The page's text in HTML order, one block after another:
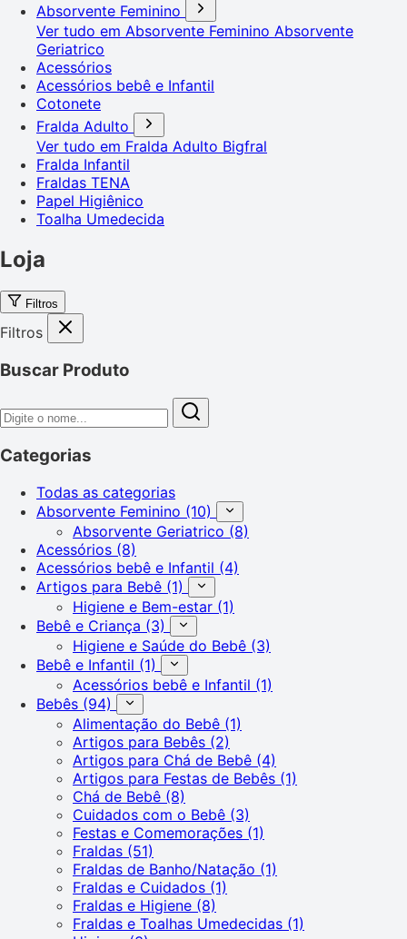
Absorvente Feminino
Ver tudo em Absorvente Feminino Absorvente
Geriatrico
Acessórios
Acessórios bebê e Infantil
Cotonete
Fralda Adulto
Ver tudo em Fralda Adulto Bigfral
Fralda Infantil
Fraldas TENA
Papel Higiênico
Toalha Umedecida
Loja
Filtros
Filtros
Buscar Produto
Categorias
Todas as categorias
Absorvente Feminino (10)
Absorvente Geriatrico (8)
Acessórios (8)
Acessórios bebê e Infantil (4)
Artigos para Bebê (1)
Higiene e Bem-estar (1)
Bebê e Criança (3)
Higiene e Saúde do Bebê (3)
Bebê e Infantil (1)
Acessórios bebê e Infantil (1)
Bebês (94)
Alimentação do Bebê (1)
Artigos para Bebês (2)
Artigos para Chá de Bebê (4)
Artigos para Festas de Bebês (1)
Chá de Bebê (8)
Cuidados com o Bebê (3)
Festas e Comemorações (1)
Fraldas (51)
Fraldas de Banho/Natação (1)
Fraldas e Cuidados (1)
Fraldas e Higiene (8)
Fraldas e Toalhas Umedecidas (1)